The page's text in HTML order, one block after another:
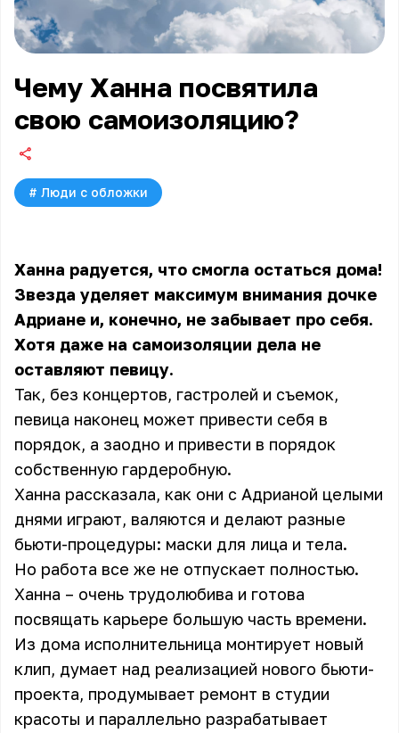
Чему Ханна посвятила
свою самоизоляцию?
# Люди с обложки
Ханна радуется, что смогла остаться дома!
Звезда уделяет максимум внимания дочке
Адриане и, конечно, не забывает про себя.
Хотя даже на самоизоляции дела не
оставляют певицу.
Так, без концертов, гастролей и съемок,
певица наконец может привести себя в
порядок, а заодно и привести в порядок
собственную гардеробную.
Ханна рассказала, как они с Адрианой целыми
днями играют, валяются и делают разные
бьюти-процедуры: маски для лица и тела.
Но работа все же не отпускает полностью.
Ханна – очень трудолюбива и готова
посвящать карьере большую часть времени.
Из дома исполнительница монтирует новый
клип, думает над реализацией нового бьюти-
проекта, продумывает ремонт в студии
красоты и параллельно разрабатывает